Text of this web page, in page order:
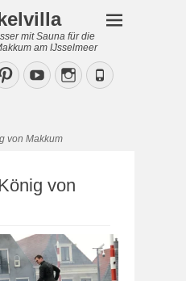
mit Sauna für die
am IJsselmeer
PinterestYouTubeInstagram
Phone
von Makkum
von